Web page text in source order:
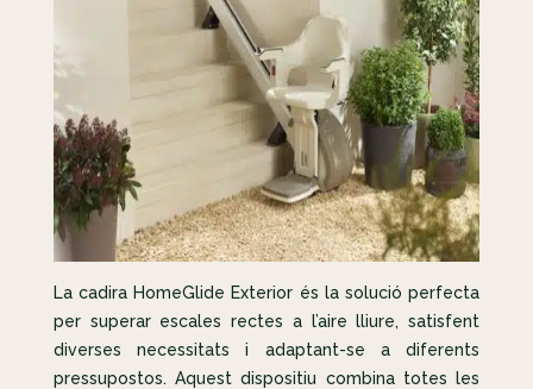
La cadira HomeGlide Exterior és la solució perfecta
per superar escales rectes a l’aire lliure, satisfent
diverses necessitats i adaptant-se a diferents
pressupostos. Aquest dispositiu combina totes les